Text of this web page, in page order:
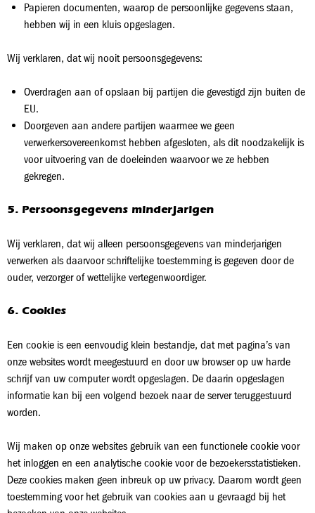
Papieren documenten, waarop de persoonlijke gegevens staan,
hebben wij in een kluis opgeslagen.
Wij verklaren, dat wij nooit persoonsgegevens:
Overdragen aan of opslaan bij partijen die gevestigd zijn buiten de
EU.
Doorgeven aan andere partijen waarmee we geen
verwerkersovereenkomst hebben afgesloten, als dit noodzakelijk is
voor uitvoering van de doeleinden waarvoor we ze hebben
gekregen.
5. Persoonsgegevens minderjarigen
Wij verklaren, dat wij alleen persoonsgegevens van minderjarigen
verwerken als daarvoor schriftelijke toestemming is gegeven door de
ouder, verzorger of wettelijke vertegenwoordiger.
6. Cookies
Een cookie is een eenvoudig klein bestandje, dat met pagina’s van
onze websites wordt meegestuurd en door uw browser op uw harde
schrijf van uw computer wordt opgeslagen. De daarin opgeslagen
informatie kan bij een volgend bezoek naar de server teruggestuurd
worden.
Wij maken op onze websites gebruik van een functionele cookie voor
het inloggen en een analytische cookie voor de bezoekersstatistieken.
Deze cookies maken geen inbreuk op uw privacy. Daarom wordt geen
toestemming voor het gebruik van cookies aan u gevraagd bij het